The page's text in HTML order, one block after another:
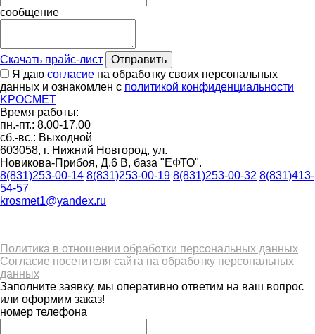
сообщение
Скачать прайс-лист
Отправить
Я даю согласие на обработку своих персональных
данных и ознакомлен с политикой конфиденциальности
KРОСМ ЕТ
Время работы:
пн.-пт.: 8.00-17.00
сб.-вс.: Выходной
603058, г. Нижний Новгород, ул.
Новикова-Прибоя, Д.6 В, база "ЕФТО".
8(831)253-00-14 8(831)253-00-19 8(831)253-00-32 8(831)413-
54-57
krosmet1@yandex.ru
Политика в отношении обработки персональных данных
Согласие посетителя сайта на обработку персональных
данных
Заполните заявку, мы оперативно ответим на ваш вопрос
или оформим заказ!
номер телефона